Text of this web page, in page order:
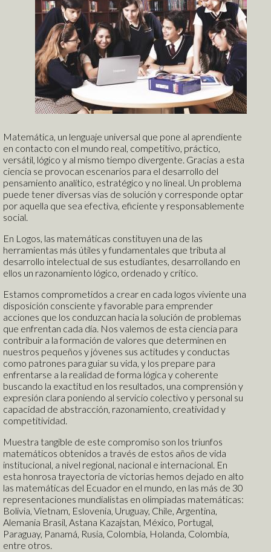
Servicios Complementarios
Tutorías
Extracurriculares
Talleres Co-curriculares
Transportación
Escuela de Tenis Logos
Bachillerato Internacional
Convenios Internacionales
Bilingüismo
Preescolar 100% Inglés
Programa 100% Inglés
Vivir la experiencia
Matemáticas
Lenguaje Integral
Formación en Valores
Deportes
Logros y Distinciones
Comunidad
Pre-Schoolers
Fantasy Readers Land
My first stories
My first letters
Amamos la lectura
Mis primeros cuentos
Léeme un cuento
Mis primeros números
Blog Virtualeducando
Kids
Taller de lectura
Talentos Matemáticos
Blog Air Children
Matemática, un lenguaje universal que pone al aprendiente
en contacto con el mundo real, competitivo, práctico,
versátil, lógico y al mismo tiempo divergente. Gracias a esta
ciencia se provocan escenarios para el desarrollo del
pensamiento analítico, estratégico y no lineal. Un problema
puede tener diversas vías de solución y corresponde optar
por aquella que sea efectiva, eficiente y responsablemente
social.
En Logos, las matemáticas constituyen una de las
herramientas más útiles y fundamentales que tributa al
desarrollo intelectual de sus estudiantes, desarrollando en
ellos un razonamiento lógico, ordenado y crítico.
Estamos comprometidos a crear en cada logos viviente una
disposición consciente y favorable para emprender
acciones que los conduzcan hacia la solución de problemas
que enfrentan cada día. Nos valemos de esta ciencia para
contribuir a la formación de valores que determinen en
nuestros pequeños y jóvenes sus actitudes y conductas
como patrones para guiar su vida, y los prepare para
enfrentarse a la realidad de forma lógica y coherente
buscando la exactitud en los resultados, una comprensión y
expresión clara poniendo al servicio colectivo y personal su
capacidad de abstracción, razonamiento, creatividad y
competitividad.
Muestra tangible de este compromiso son los triunfos
matemáticos obtenidos a través de estos años de vida
institucional, a nivel regional, nacional e internacional. En
esta honrosa trayectoria de victorias hemos dejado en alto
las matemáticas del Ecuador en el mundo, en las más de 30
representaciones mundialistas en olimpiadas matemáticas:
Bolivia, Vietnam, Eslovenia, Uruguay, Chile, Argentina,
Alemania Brasil, Astana Kazajstan, México, Portugal,
Paraguay, Panamá, Rusia, Colombia, Holanda, Colombia,
entre otros.